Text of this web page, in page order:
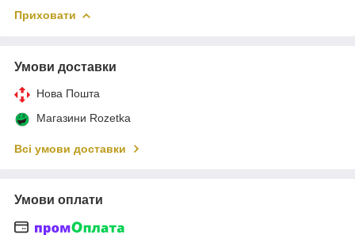
Приховати
Умови доставки
Нова Пошта
Магазини Rozetka
Всі умови доставки
Умови оплати